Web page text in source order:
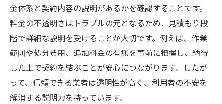
金体系と契約内容の説明があるかを確認することです。
料金の不透明さはトラブルの元となるため、見積もり段
階で詳細な説明を受けることが大切です。例えば、作業
範囲や処分費用、追加料金の有無を事前に把握し、納得
した上で契約を結ぶことが安心につながります。したが
って、信頼できる業者は透明性が高く、利用者の不安を
解消する説明力を持っています。